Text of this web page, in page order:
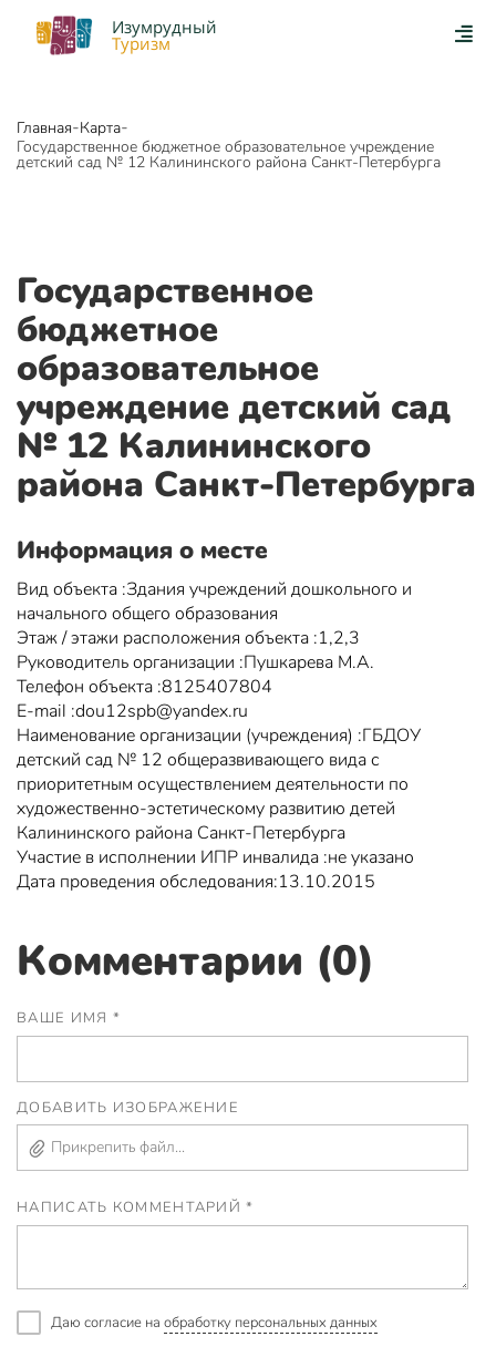
Изумрудный
Туризм
Главная-Карта-
Государственное бюджетное образовательное учреждение
детский сад № 12 Калининского района Санкт-Петербурга
Государственное
бюджетное
образовательное
учреждение детский сад
№ 12 Калининского
района Санкт-Петербурга
Информация о месте
Вид объекта :Здания учреждений дошкольного и
начального общего образования
Этаж / этажи расположения объекта :1,2,3
Руководитель организации :Пушкарева М.А.
Телефон объекта :8125407804
Е-mail :dou12spb@yandex.ru
Наименование организации (учреждения) :ГБДОУ
детский сад № 12 общеразвивающего вида с
приоритетным осуществлением деятельности по
художественно-эстетическому развитию детей
Калининского района Санкт-Петербурга
Участие в исполнении ИПР инвалида :не указано
Дата проведения обследования:13.10.2015
Комментарии (0)
ВАШЕ ИМЯ *
ДОБАВИТЬ ИЗОБРАЖЕНИЕ
Прикрепить файл...
НАПИСАТЬ КОММЕНТАРИЙ *
Даю согласие на обработку персональных данных